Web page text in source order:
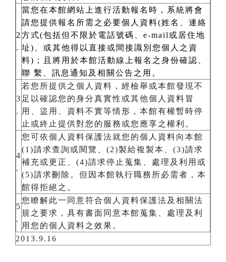
2
.
當您在本館網站上進行活動報名時，系統將會
請您提供報名所需之必要個人資料(姓名、連絡
方式(包括但不限於電話號碼、e-mail或居住地
址)、或其他得以直接或間接識別您個人之資
料)；且將用於本館活動線上報名之身份確認、
聯 繫、訊息通知及相關公告之用。
3
.
若您所提供之個人資料，經檢舉或本館發現不
足以確認您的身分真實性或其他個人資料冒
用、盜用、資料不實等情形，本館有權暫時停
止或終止提供對您的服務或您應享之權利。
4
.
您可依個人資料保護法就您的個人資料向本館
(1)請求查詢或閱覽、(2)製給複製本、(3)請求
補充或更正、(4)請求停止蒐集、處理及利用或
(5)請求刪除。但因本館執行職務所必需者，本
館得拒絕之。
5
.
您瞭解此一同意符合個人資料保護法及相關法
規之要求，具有書面同意本館蒐集、處理及利
用您的個人資料之效果。
2013.9.16